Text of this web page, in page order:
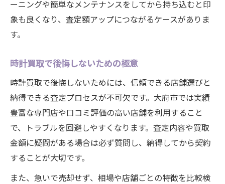
ーニングや簡単なメンテナンスをしてから持ち込むと印
象も良くなり、査定額アップにつながるケースがありま
す。
時計買取で後悔しないための極意
時計買取で後悔しないためには、信頼できる店舗選びと
納得できる査定プロセスが不可欠です。大府市では実績
豊富な専門店や口コミ評価の高い店舗を利用すること
で、トラブルを回避しやすくなります。査定内容や買取
金額に疑問がある場合は必ず質問し、納得してから契約
することが大切です。
また、急いで売却せず、相場や店舗ごとの特徴を比較検